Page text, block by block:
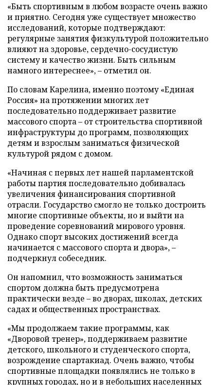
«Быть спортивным в любом возрасте очень важно
и приятно. Сегодня уже существует множество
исследований, которые подтверждают:
регулярные занятия физкультурой положительно
влияют на здоровье, сердечно-сосудистую
систему и качество жизни. Быть сильным
намного интереснее», – отметил он.
По словам Карелина, именно поэтому «Единая
Россия» на протяжении многих лет
последовательно поддерживает развитие
массового спорта – от строительства спортивной
инфраструктуры до программ, позволяющих
детям и взрослым заниматься физической
культурой рядом с домом.
«Начиная с первых лет нашей парламентской
работы партия последовательно добивалась
увеличения финансирования спортивной
отрасли. Государство смогло не только достроить
многие спортивные объекты, но и выйти на
проведение соревнований мирового уровня.
Однако спорт высоких достижений всегда
начинается с массового спорта и двора», –
подчеркнул собеседник.
Он напомнил, что возможность заниматься
спортом должна быть предусмотрена
практически везде – во дворах, школах, детских
садах и общественных пространствах.
«Мы продолжаем такие программы, как
«Дворовой тренер», поддерживаем развитие
детского, школьного и студенческого спорта,
возрождение спартакиад. Очень важно, чтобы
спортивные площадки появлялись не только в
крупных городах, но и в небольших населенных